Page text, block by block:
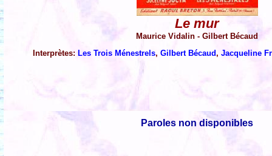
Le mur
Maurice Vidalin - Gilbert Bécaud
Interprètes: Les Trois Ménestrels, Gilbert Bécaud, Jacqueline
Paroles non disponibles